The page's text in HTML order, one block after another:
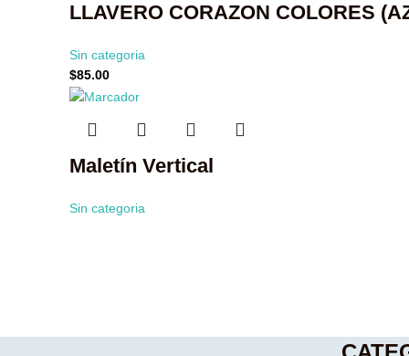
LLAVERO CORAZON COLORES
Sin categoria
$85.00
Maletín Vertical
Sin categoria